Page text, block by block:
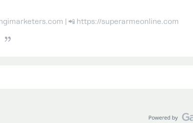
| 📲 https://superarmeonline.com